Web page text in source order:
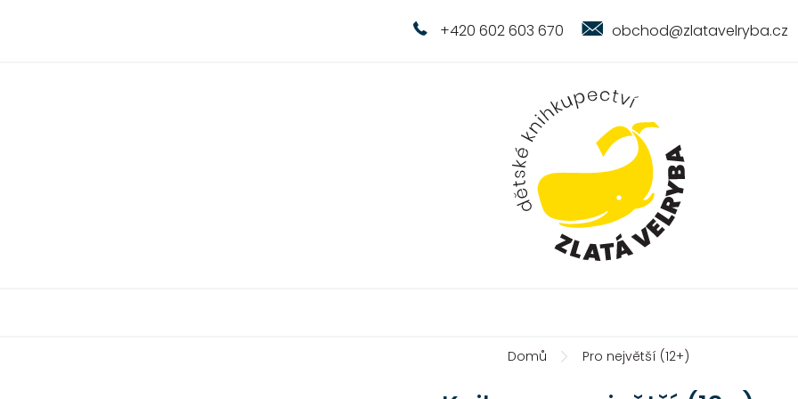
+420 602 603 670 obchod@zlatavelryba.cz
Domů Pro největší (12+)